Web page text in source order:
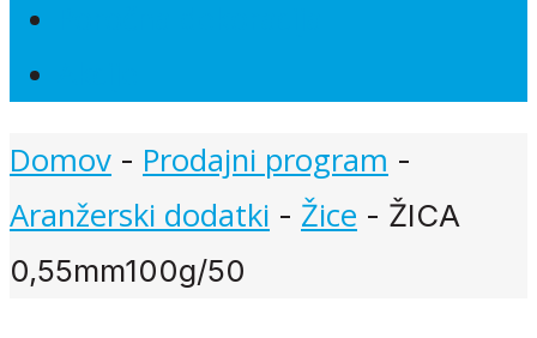
Domov - Prodajni program -
Aranžerski dodatki - Žice - ŽICA
0,55mm100g/50